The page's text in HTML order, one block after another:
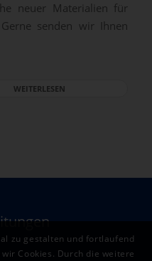
neuer Materialien für
senden wir Ihnen
WEITERLESEN
zu gestalten und fortlaufend
Cookies. Durch die weitere